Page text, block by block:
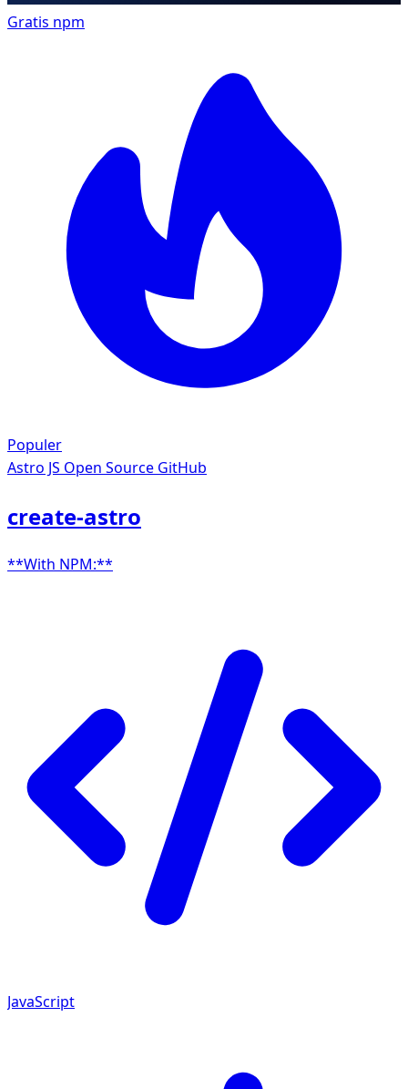
Gratis npm
Populer
Astro JS Open Source GitHub
create-astro
**With NPM:**
JavaScript